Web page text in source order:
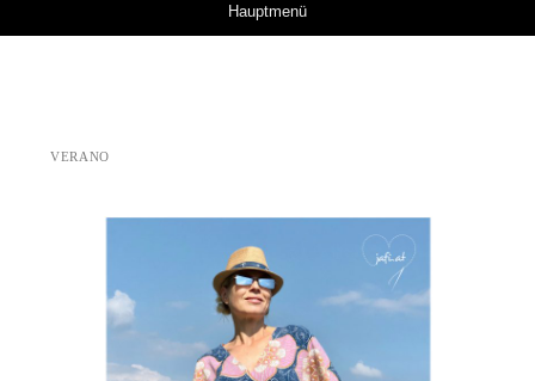
Hauptmenü
VERANO